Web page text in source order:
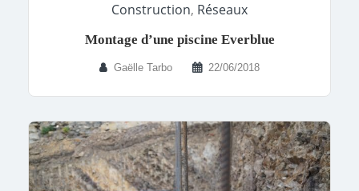
Construction, Réseaux
Montage d’une piscine Everblue
Gaëlle Tarbo 22/06/2018